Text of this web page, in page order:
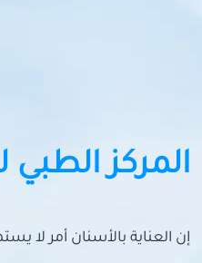
المركز الطبي
إن العناية بالأسنان أمر لا